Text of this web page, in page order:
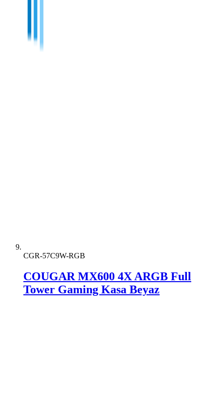
CGR-57C9W-RGB
COUGAR MX600 4X ARGB Full
Tower Gaming Kasa Beyaz